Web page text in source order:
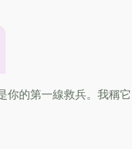
你的第一線救兵。我稱它